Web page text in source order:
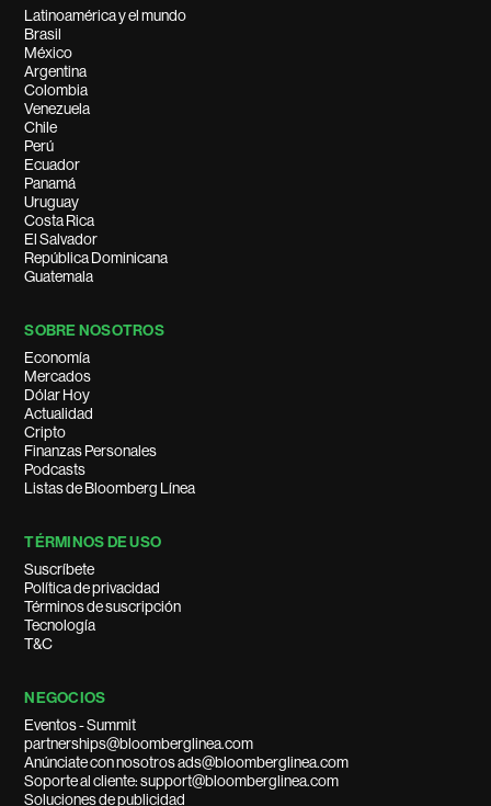
Latinoamérica y el mundo
Brasil
México
Argentina
Colombia
Venezuela
Chile
Perú
Ecuador
Panamá
Uruguay
Costa Rica
El Salvador
República Dominicana
Guatemala
SOBRE NOSOTROS
Economía
Mercados
Dólar Hoy
Actualidad
Cripto
Finanzas Personales
Podcasts
Listas de Bloomberg Línea
TÉRMINOS DE USO
Suscríbete
Política de privacidad
Términos de suscripción
Tecnología
T&C
NEGOCIOS
Eventos - Summit
partnerships@bloomberglinea.com
Anúnciate con nosotros ads@bloomberglinea.com
Soporte al cliente: support@bloomberglinea.com
Soluciones de publicidad